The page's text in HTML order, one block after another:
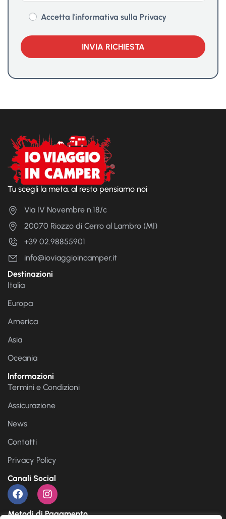
Accetta l'informativa sulla Privacy
Tu scegli la meta, al resto pensiamo noi
Via IV Novembre n.18/c
20070 Riozzo di Cerro al Lambro (MI)
+39 02.98855901
info@ioviaggioincamper.it
Destinazioni
Italia
Europa
America
Asia
Oceania
Informazioni
Termini e Condizioni
Assicurazione
News
Contatti
Privacy Policy
Canali Social
Metodi di Pagamento